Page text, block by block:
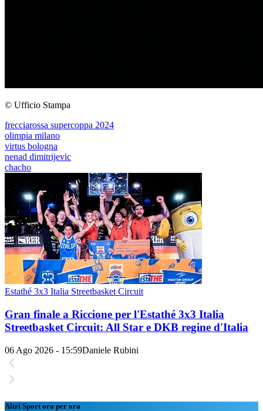
© Ufficio Stampa
frecciarossa supercoppa 2024
olimpia milano
virtus bologna
nenad dimitrijevic
chacho
Estathé 3x3 Italia Streetbasket Circuit
Gran finale a Riccione per l'Estathé 3x3 Italia
Streetbasket Circuit: All Star e DKB regine d'Italia
06 Ago 2026 - 15:59Daniele Rubini
Altri Sport ora per ora